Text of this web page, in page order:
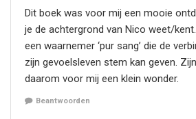
Dit boek was voor mij een mooie
je de achtergrond van Nico weet/
een waarnemer ‘pur sang’ die de
zijn gevoelsleven stem kan geven.
daarom voor mij een klein wonder.
Beantwoorden